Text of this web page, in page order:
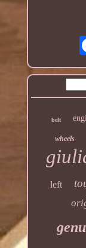
belt
wheels
left